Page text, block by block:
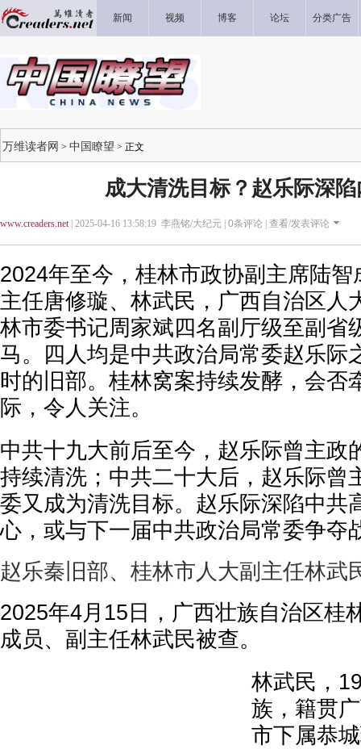
新闻 视频 博客 论坛 分类广告
万维读者网 > 中国瞭望 > 正文
成大清洗目标？赵乐际深
www.creaders.net| 2025-04-16 13:58:19 李燕铭/大纪元 | 0条评论 | 查看/发表评论
2024年至今，桂林市政协副主席陆
主任唐修璇、林武民，广西自治区人
林市委书记周家斌四名副厅级至副省
马。四人均是中共政治局常委赵乐际
时的旧部。桂林窝案持续发酵，会否
际，令人关注。
中共十九大前后至今，赵乐际曾主政
持续清洗；中共二十大后，赵乐际曾
委又成为清洗目标。赵乐际深陷中共
心，或与下一届中共政治局常委争夺
赵乐秦旧部、桂林市人大副主任林武
2025年4月15日，广西壮族自治区桂
成员、副主任林武民被查。
林武民，
族，籍贯
市下属恭